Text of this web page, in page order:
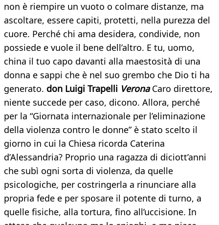
non è riempire un vuoto o colmare distanze, ma
ascoltare, essere capiti, protetti, nella purezza del
cuore. Perché chi ama desidera, condivide, non
possiede e vuole il bene dell’altro. E tu, uomo,
china il tuo capo davanti alla maestosità di una
donna e sappi che è nel suo grembo che Dio ti ha
generato. don Luigi Trapelli VeronaCaro direttore,
niente succede per caso, dicono. Allora, perché
per la “Giornata internazionale per l’eliminazione
della violenza contro le donne” è stato scelto il
giorno in cui la Chiesa ricorda Caterina
d’Alessandria? Proprio una ragazza di diciott’anni
che subì ogni sorta di violenza, da quelle
psicologiche, per costringerla a rinunciare alla
propria fede e per sposare il potente di turno, a
quelle fisiche, alla tortura, fino all’uccisione. In